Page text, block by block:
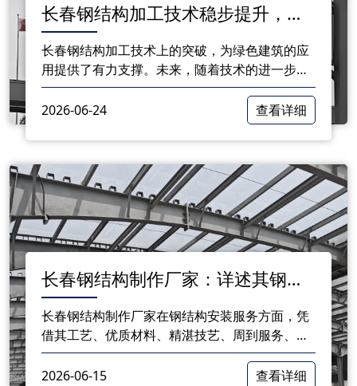
长春钢结构加工技术稳步提升，绿
色建筑应用潜力巨大
长春钢结构加工技术上的突破，为绿色建筑的应
用提供了有力支撑。未来，随着技术的进一步发
展和市场的不断拓展，钢结构在绿色建筑中的应
用将更加广泛，为建筑行业的可持续发展贡献力
2026-06-24 查看详细
​长春钢结构制作厂家：详述其钢结
构安装服务的优势
长春钢结构制作厂家在钢结构安装服务方面，凭
借其工艺、优质材料、精湛技艺、周到服务、成
本控制和后期维护等方面的优势，赢得了客户的
广泛选择。在选择钢结构安装服务时，消费者可
2026-06-15 查看详细